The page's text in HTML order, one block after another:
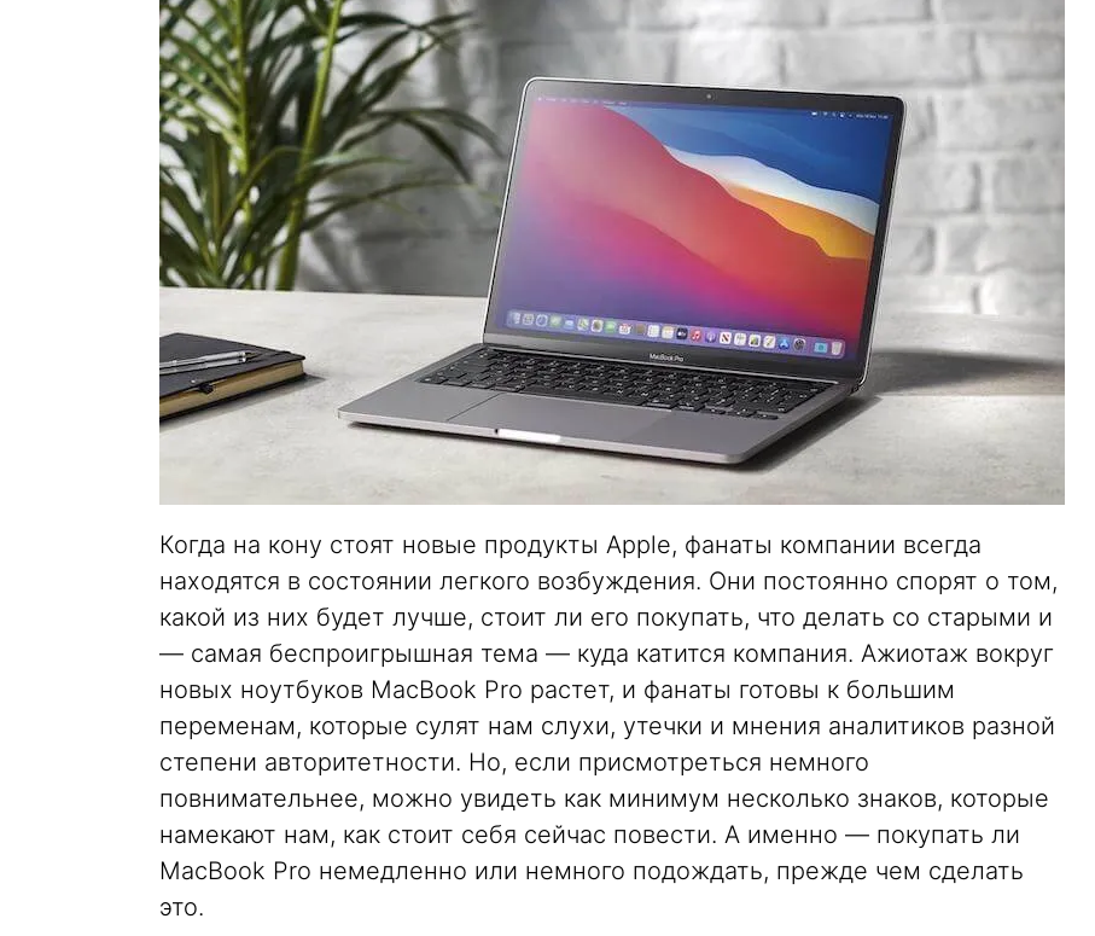
Когда на кону стоят новые продукты Apple, фанаты компании всегда
находятся в состоянии легкого возбуждения. Они постоянно спорят о том,
какой из них будет лучше, стоит ли его покупать, что делать со старыми и
— самая беспроигрышная тема — куда катится компания. Ажиотаж вокруг
новых ноутбуков MacBook Pro растет, и фанаты готовы к большим
переменам, которые сулят нам слухи, утечки и мнения аналитиков разной
степени авторитетности. Но, если присмотреться немного
повнимательнее, можно увидеть как минимум несколько знаков, которые
намекают нам, как стоит себя сейчас повести. А именно — покупать ли
MacBook Pro немедленно или немного подождать, прежде чем сделать
это.